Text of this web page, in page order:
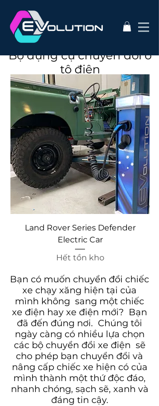
Bộ dụng cụ chuyển đổi ô
tô điện
Land Rover Series Defender
Electric Car
Hết tồn kho
Bạn có muốn chuyển đổi chiếc
xe chạy xăng hiện tại của
mình không sang một chiếc
xe điện hay xe điện mới? Bạn
đã đến đúng nơi. Chúng tôi
ngày càng có nhiều lựa chọn
các bộ chuyển đổi xe điện sẽ
cho phép bạn chuyển đổi và
nâng cấp chiếc xe hiện có của
mình thành một thứ độc đáo,
nhanh chóng, sạch sẽ, xanh và
đáng tin cậy.